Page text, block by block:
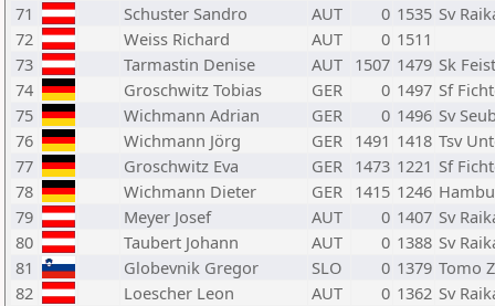
71
Schuster Sandro AUT 0 1535 Sv
72
Weiss Richard AUT 0 1511
73
Tarmastin Denise AUT 1507 1479 Sk
74
Groschwitz Tobias GER 0 1497 Sf
75
Wichmann Adrian GER 0 1496 Sv
76
Wichmann Jörg GER 1491 1418 Tsv
77
Groschwitz Eva GER 1473 1221 Sf
78
Wichmann Dieter GER 1415 1246
79
Meyer Josef AUT 0 1407 Sv
80
Taubert Johann AUT 0 1388 Sv
81
Globevnik Gregor SLO 0 1379 Tomo
82
Loescher Leon AUT 0 1362 Sv